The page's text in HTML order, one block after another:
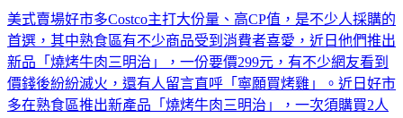
美式賣場好市多Costco主打大份量、高CP值，是不少人採購的
首選，其中熟食區有不少商品受到消費者喜愛，近日他們推出
新品「燒烤牛肉三明治」，一份要價299元，有不少網友看到
價錢後紛紛滅火，還有人留言直呼「寧願買烤雞」。近日好市
多在熟食區推出新產品「燒烤牛肉三明治」，一次須購買2人